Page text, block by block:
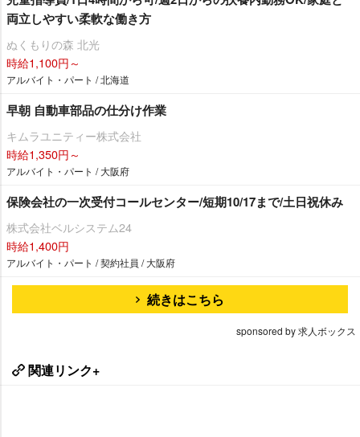
両立しやすい柔軟な働き方
ぬくもりの森 北光
時給1,100円～
アルバイト・パート / 北海道
早朝 自動車部品の仕分け作業
キムラユニティー株式会社
時給1,350円～
アルバイト・パート / 大阪府
保険会社の一次受付コールセンター/短期10/17まで/土日祝休み
株式会社ベルシステム24
時給1,400円
アルバイト・パート / 契約社員 / 大阪府
続きはこちら
sponsored by 求人ボックス
関連リンク+